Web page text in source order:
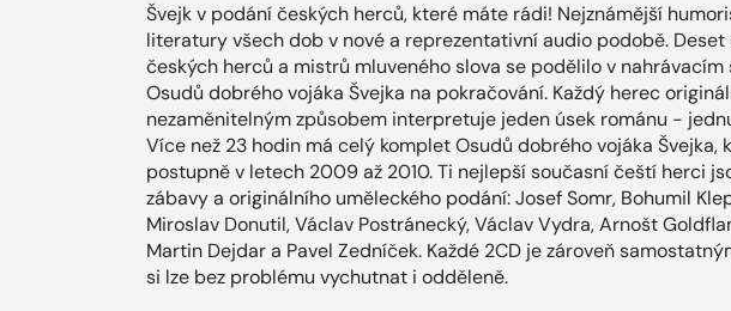
Švejk v podání českých herců, které máte rádi! Nejznámější
literatury všech dob v nové a reprezentativní audio podobě.
českých herců a mistrů mluveného slova se podělilo v
Osudů dobrého vojáka Švejka na pokračování. Každý herec
nezaměnitelným způsobem interpretuje jeden úsek románu -
Více než 23 hodin má celý komplet Osudů dobrého vojáka Švejka,
postupně v letech 2009 až 2010. Ti nejlepší současní čeští herci
zábavy a originálního uměleckého podání: Josef Somr, Bohumil
Miroslav Donutil, Václav Postránecký, Václav Vydra, Arnošt
Martin Dejdar a Pavel Zedníček. Každé 2CD je zároveň
si lze bez problému vychutnat i odděleně.